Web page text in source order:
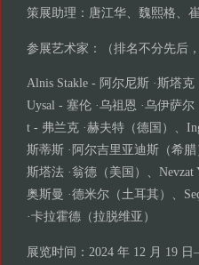
策展助理：唐江华、魏熙格、
参展艺术家：（排名不分先后
Alnis Stakle - 阿尔尼斯 ·斯塔
Uysal - 塞伦 ·乌祖恩 ·乌伊萨
t - 弗兰克 ·赫夫特（德国）、
斯蒂斯 ·阿尔吉里亚迪斯（希
斯塔法 ·翁德（美国）、Nevzat
奥斯曼 ·德米尔（土耳其）、
·卡拉霍德（拉脱维亚）
展览时间：2024 年 12 月 19